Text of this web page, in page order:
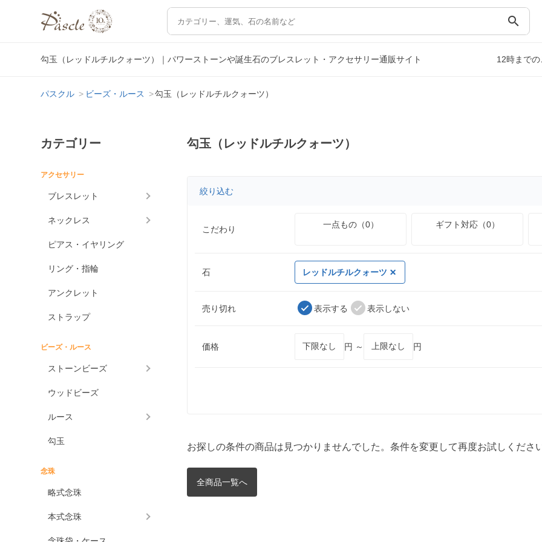
search
勾玉（レッドルチルクォーツ）｜パワーストーンや誕生石のブレスレット・アクセサリー通販サイト 12時まで
パスクル ビーズ・ルース 勾玉（レッドルチルクォーツ）
カテゴリー
アクセサリー
ブレスレット
ネックレス
ピアス・イヤリング
リング・指輪
アンクレット
ストラップ
ビーズ・ルース
ストーンビーズ
ウッドビーズ
ルース
勾玉
念珠
略式念珠
本式念珠
勾玉（レッドルチルクォーツ）
絞り込む
こだわり 一点もの（0） ギフト対応（0）
石 レッドルチルクォーツ
売り切れ 表示する 表示しない
価格 円 ～ 円
お探しの条件の商品は見つかりませんでした。条件を変更して再度お試しください
全商品一覧へ